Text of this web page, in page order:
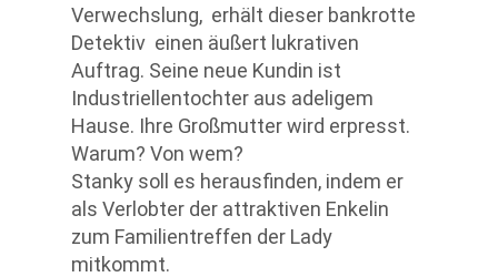
Verwechslung, erhält dieser bankrotte
Detektiv einen äußert lukrativen
Auftrag. Seine neue Kundin ist
Industriellentochter aus adeligem
Hause. Ihre Großmutter wird erpresst.
Warum? Von wem?
Stanky soll es herausfinden, indem er
als Verlobter der attraktiven Enkelin
zum Familientreffen der Lady
mitkommt.